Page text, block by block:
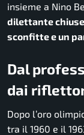
insieme a Nino
dilettante
sconfitte e un
Dal
dai
Dopo l’oro
tra il 1960 e il